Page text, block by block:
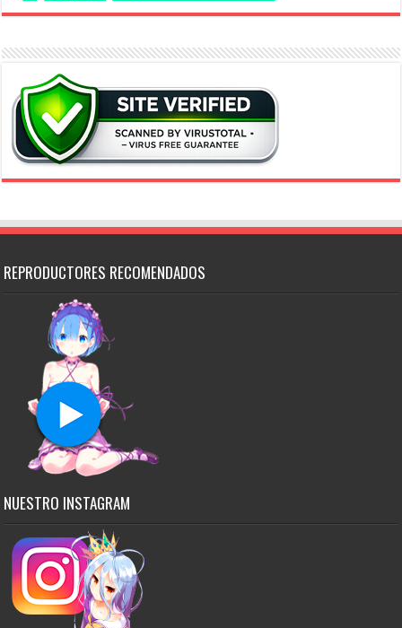
REPRODUCTORES RECOMENDADOS
NUESTRO INSTAGRAM